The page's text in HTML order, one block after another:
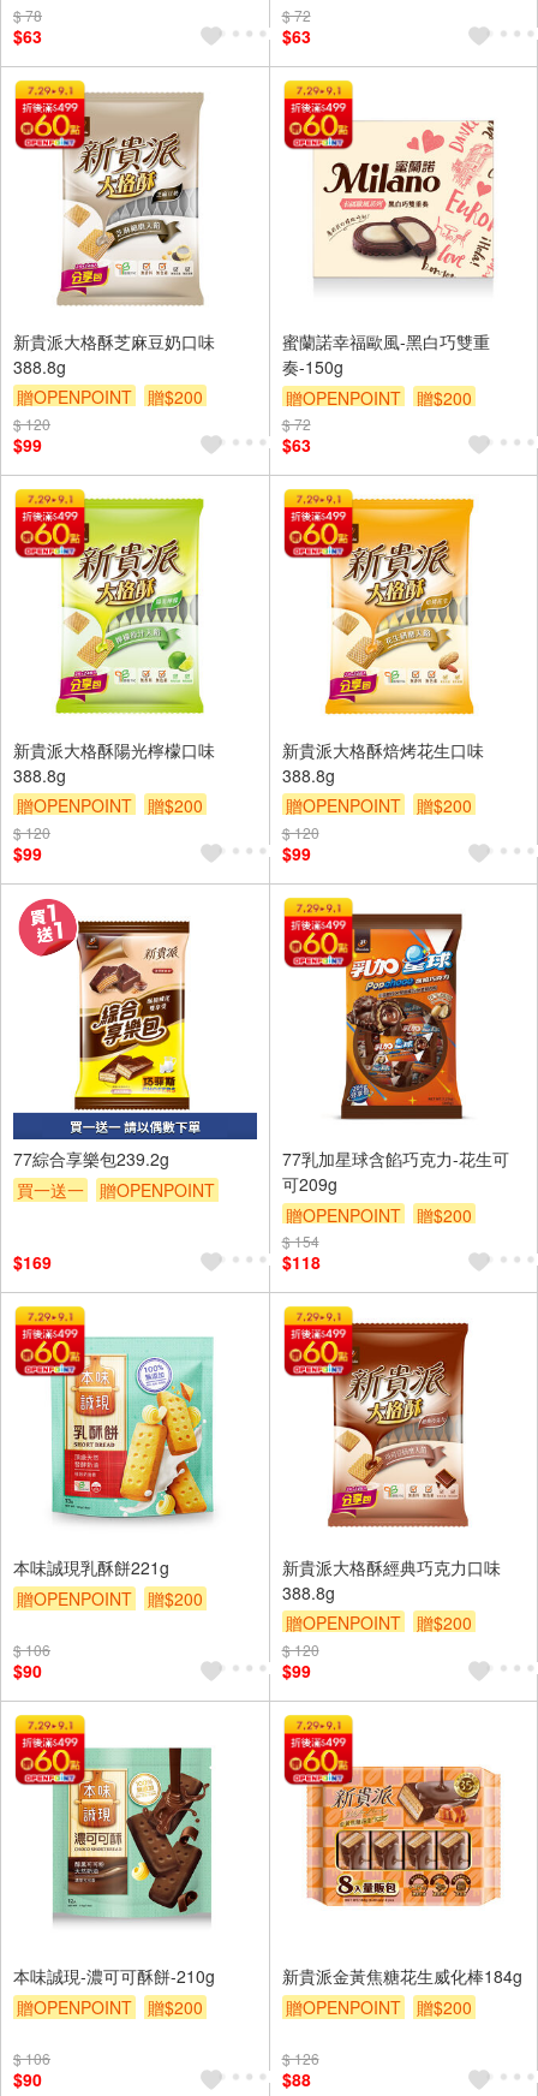
$ 78
$63
$ 72
$63
新貴派大格酥芝麻豆奶口味
388.8g
贈OPENPOINT
贈$200
$ 120
$99
蜜蘭諾幸福歐風-黑白巧雙重
奏-150g
贈OPENPOINT
贈$200
$ 72
$63
新貴派大格酥陽光檸檬口味
388.8g
贈OPENPOINT
贈$200
$ 120
$99
新貴派大格酥焙烤花生口味
388.8g
贈OPENPOINT
贈$200
$ 120
$99
77綜合享樂包239.2g
買一送一
贈OPENPOINT
$169
77乳加星球含餡巧克力-花生可
可209g
贈OPENPOINT
贈$200
$ 154
$118
本味誠現乳酥餅221g
贈OPENPOINT
贈$200
$ 106
$90
新貴派大格酥經典巧克力口味
388.8g
贈OPENPOINT
贈$200
$ 120
$99
本味誠現-濃可可酥餅-210g
贈OPENPOINT
贈$200
$ 106
$90
新貴派金黃焦糖花生威化棒184g
贈OPENPOINT
贈$200
$ 126
$88